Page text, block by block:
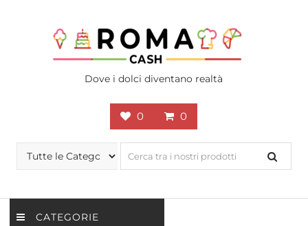
Dove i dolci diventano realtà
0 0
CATEGORIE